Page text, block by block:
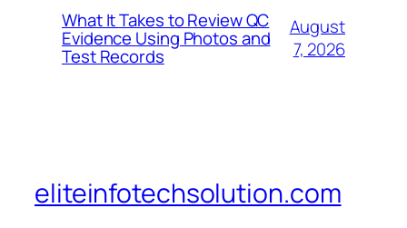
What It Takes to Review QC
Evidence Using Photos and
Test Records
August
7, 2026
eliteinfotechsolution.com